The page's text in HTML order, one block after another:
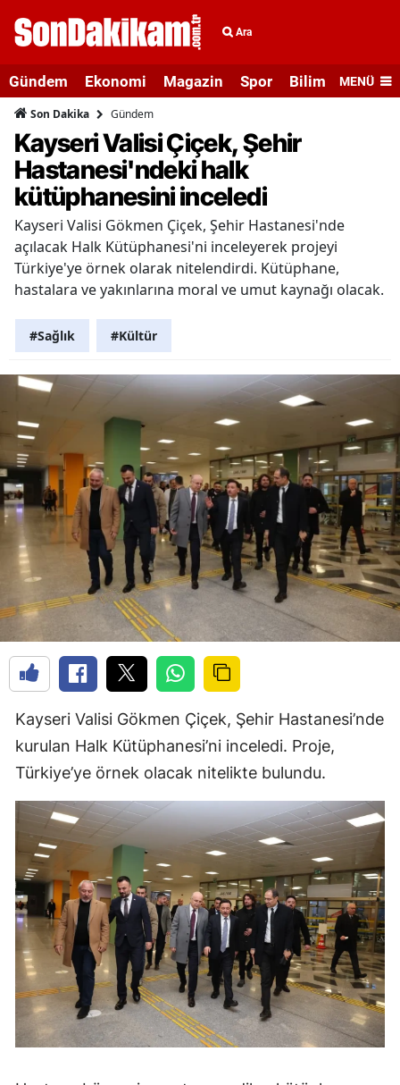
Ara
Gündem Ekonomi Magazin Spor Bilim veMENÜ
Son Dakika Gündem
Kayseri Valisi Çiçek, Şehir
Hastanesi'ndeki halk
kütüphanesini inceledi
Kayseri Valisi Gökmen Çiçek, Şehir Hastanesi'nde
açılacak Halk Kütüphanesi'ni inceleyerek projeyi
Türkiye'ye örnek olarak nitelendirdi. Kütüphane,
hastalara ve yakınlarına moral ve umut kaynağı olacak.
#Sağlık #Kültür
Kayseri Valisi Gökmen Çiçek, Şehir Hastanesi’nde
kurulan Halk Kütüphanesi’ni inceledi. Proje,
Türkiye’ye örnek olacak nitelikte bulundu.